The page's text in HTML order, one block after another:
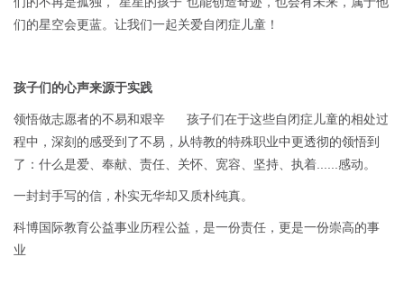
们的星空会更蓝。让我们一起关爱自闭症儿童！
孩子们的心声来源于实践
领悟做志愿者的不易和艰辛 孩子们在于这些自闭症儿童的相处过
程中，深刻的感受到了不易，从特教的特殊职业中更透彻的领悟到
了：什么是爱、奉献、责任、关怀、宽容、坚持、执着......感动。
一封封手写的信，朴实无华却又质朴纯真。
科博国际教育公益事业历程公益，是一份责任，更是一份崇高的事
业